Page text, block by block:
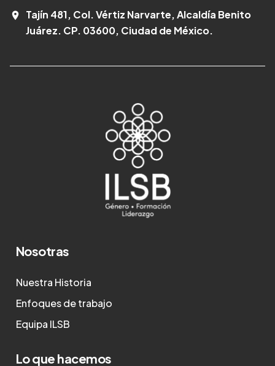
room
Tajín 481, Col. Vértiz Narvarte, Alcaldía Benito
Juárez. CP. 03600, Ciudad de México.
Nosotras
Nuestra Historia
Enfoques de trabajo
Equipa ILSB
Lo que hacemos